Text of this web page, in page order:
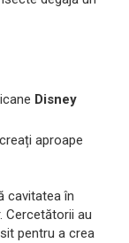
Disney
aproape
cavitatea în
Cercetătorii au
pentru a crea